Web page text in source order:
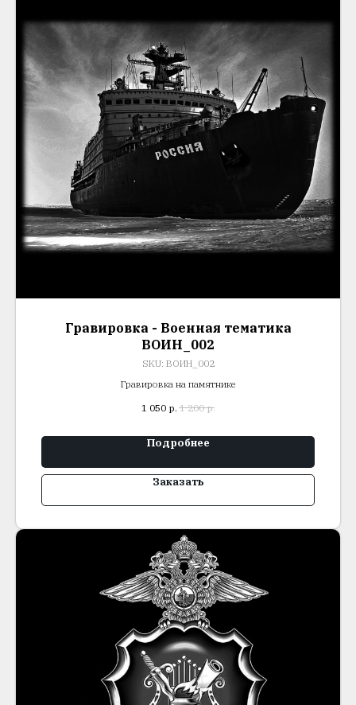
Гравировка - Военная тематика
ВОИН_002
SKU: ВОИН_002
Гравировка на памятнике
1 050 р. 1 200 р.
Подробнее
Заказать